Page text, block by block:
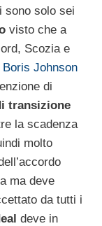
sono solo sei
visto che a
Scozia e
Johnson
di
transizione
la scadenza
molto
ma deve
da tutti i
deve in